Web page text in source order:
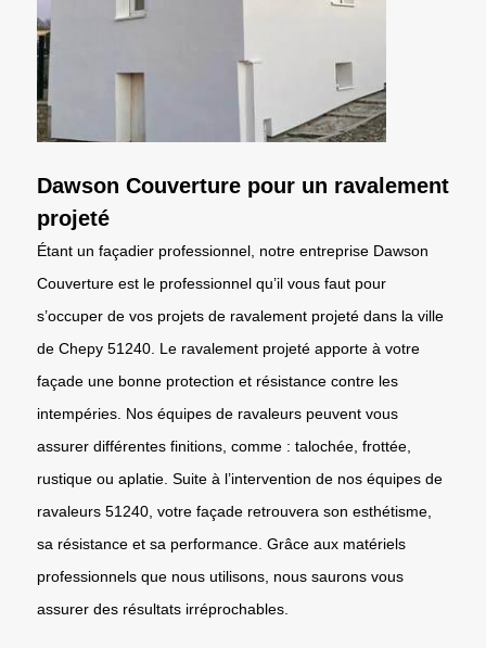
Dawson Couverture pour un ravalement
projeté
Étant un façadier professionnel, notre entreprise Dawson
Couverture est le professionnel qu’il vous faut pour
s’occuper de vos projets de ravalement projeté dans la ville
de Chepy 51240. Le ravalement projeté apporte à votre
façade une bonne protection et résistance contre les
intempéries. Nos équipes de ravaleurs peuvent vous
assurer différentes finitions, comme : talochée, frottée,
rustique ou aplatie. Suite à l’intervention de nos équipes de
ravaleurs 51240, votre façade retrouvera son esthétisme,
sa résistance et sa performance. Grâce aux matériels
professionnels que nous utilisons, nous saurons vous
assurer des résultats irréprochables.